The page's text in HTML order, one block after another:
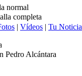
normal
completa
| Vídeos | Tu Noticia
Pedro Alcántara